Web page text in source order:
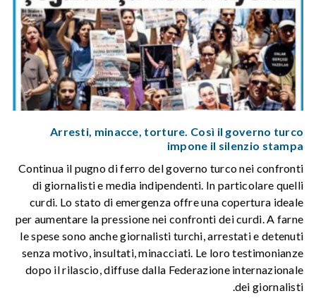
Arresti, minacce, torture. Così il governo turco
impone il silenzio stampa
Continua il pugno di ferro del governo turco nei confronti
di giornalisti e media indipendenti. In particolare quelli
curdi. Lo stato di emergenza offre una copertura ideale
per aumentare la pressione nei confronti dei curdi. A farne
le spese sono anche giornalisti turchi, arrestati e detenuti
senza motivo, insultati, minacciati. Le loro testimonianze
dopo il rilascio, diffuse dalla Federazione internazionale
dei giornalisti.